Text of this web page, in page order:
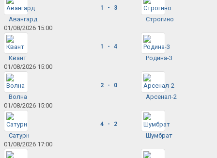
Авангард
1 - 3
Строгино
01/08/2026 15:00
Квант
1 - 4
Родина-3
01/08/2026 15:00
Волна
2 - 0
Арсенал-2
01/08/2026 15:00
Сатурн
4 - 2
Шумбрат
01/08/2026 17:00